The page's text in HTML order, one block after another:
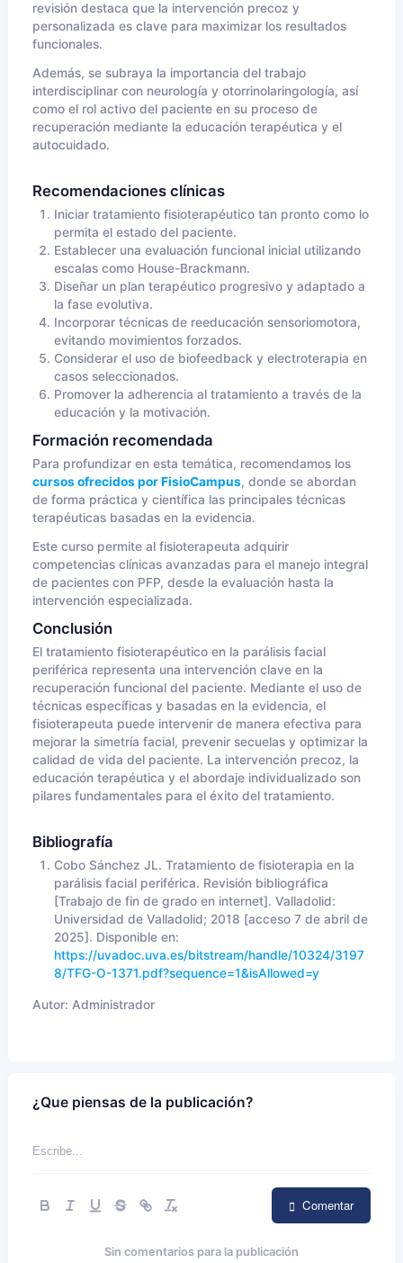
revisión destaca que la intervención precoz y
personalizada es clave para maximizar los resultados
funcionales.
Además, se subraya la importancia del trabajo
interdisciplinar con neurología y otorrinolaringología, así
como el rol activo del paciente en su proceso de
recuperación mediante la educación terapéutica y el
autocuidado.
Recomendaciones clínicas
Iniciar tratamiento fisioterapéutico tan pronto como lo
permita el estado del paciente.
Establecer una evaluación funcional inicial utilizando
escalas como House-Brackmann.
Diseñar un plan terapéutico progresivo y adaptado a
la fase evolutiva.
Incorporar técnicas de reeducación sensoriomotora,
evitando movimientos forzados.
Considerar el uso de biofeedback y electroterapia en
casos seleccionados.
Promover la adherencia al tratamiento a través de la
educación y la motivación.
Formación recomendada
Para profundizar en esta temática, recomendamos los
cursos ofrecidos por FisioCampus, donde se abordan
de forma práctica y científica las principales técnicas
terapéuticas basadas en la evidencia.
Este curso permite al fisioterapeuta adquirir
competencias clínicas avanzadas para el manejo integral
de pacientes con PFP, desde la evaluación hasta la
intervención especializada.
Conclusión
El tratamiento fisioterapéutico en la parálisis facial
periférica representa una intervención clave en la
recuperación funcional del paciente. Mediante el uso de
técnicas específicas y basadas en la evidencia, el
fisioterapeuta puede intervenir de manera efectiva para
mejorar la simetría facial, prevenir secuelas y optimizar la
calidad de vida del paciente. La intervención precoz, la
educación terapéutica y el abordaje individualizado son
pilares fundamentales para el éxito del tratamiento.
Bibliografía
Cobo Sánchez JL. Tratamiento de fisioterapia en la
parálisis facial periférica. Revisión bibliográfica
[Trabajo de fin de grado en internet]. Valladolid:
Universidad de Valladolid; 2018 [acceso 7 de abril de
2025]. Disponible en:
https://uvadoc.uva.es/bitstream/handle/10324/3197
8/TFG-O-1371.pdf?sequence=1&isAllowed=y
Autor: Administrador
¿Que piensas de la publicación?
Comentar
Sin comentarios para la publicación